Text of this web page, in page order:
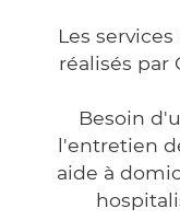
Les
réalisés par
Besoin
l'entretien
aide à